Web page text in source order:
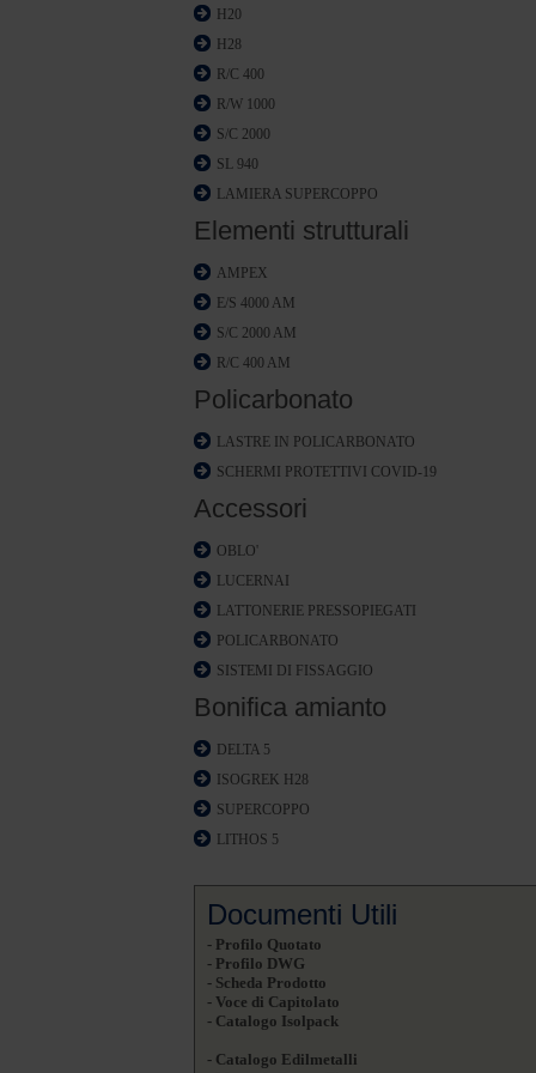
H20
H28
R/C 400
R/W 1000
S/C 2000
SL 940
LAMIERA SUPERCOPPO
Elementi strutturali
AMPEX
E/S 4000 AM
S/C 2000 AM
R/C 400 AM
Policarbonato
LASTRE IN POLICARBONATO
SCHERMI PROTETTIVI COVID-19
Accessori
OBLO'
LUCERNAI
LATTONERIE PRESSOPIEGATI
POLICARBONATO
SISTEMI DI FISSAGGIO
Bonifica amianto
DELTA 5
ISOGREK H28
SUPERCOPPO
LITHOS 5
Documenti Utili
- Profilo Quotato
- Profilo DWG
- Scheda Prodotto
- Voce di Capitolato
- Catalogo Isolpack
- Catalogo Edilmetalli